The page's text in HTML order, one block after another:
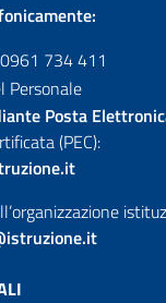
734 411
Personale
Posta
(PEC):